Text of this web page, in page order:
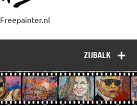
Freepainter.nl
ZIJBALK